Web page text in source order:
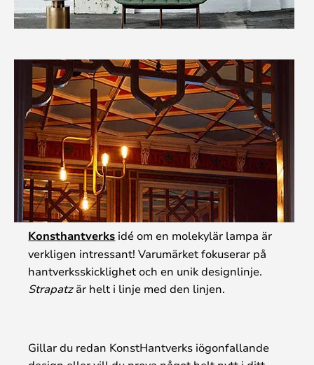
Konsthantverks idé om en molekylär lampa är
verkligen intressant! Varumärket fokuserar på
hantverksskicklighet och en unik designlinje.
Strapatzär helt i linje med den linjen.
Gillar du redan KonstHantverks iögonfallande